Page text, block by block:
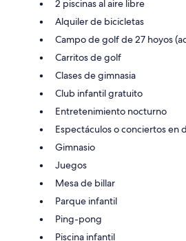
2 piscinas al aire libre
Alquiler de bicicletas
Campo de golf de 27 hoyos
Carritos de golf
Clases de gimnasia
Club infantil gratuito
Entretenimiento nocturno
Espectáculos o conciertos en
Gimnasio
Juegos
Mesa de billar
Parque infantil
Ping-pong
Piscina infantil